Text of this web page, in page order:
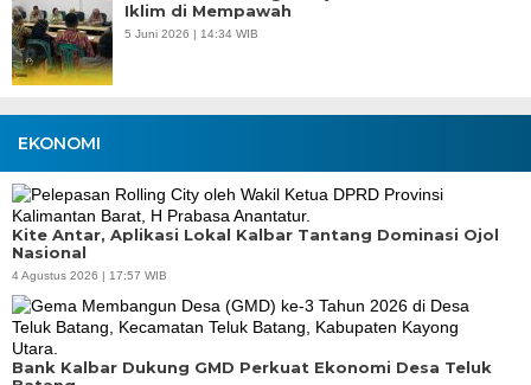
Iklim di Mempawah
5 Juni 2026 | 14:34 WIB
EKONOMI
Kite Antar, Aplikasi Lokal Kalbar Tantang Dominasi Ojol
Nasional
4 Agustus 2026 | 17:57 WIB
Bank Kalbar Dukung GMD Perkuat Ekonomi Desa Teluk